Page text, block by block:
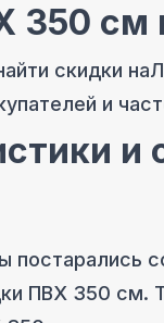
350 см
скидки на
и
и
постарались
ПВХ 350 см.